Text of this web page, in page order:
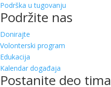
Podrška u tugovanju
Podržite nas
Donirajte
Volonterski program
Edukacija
Kalendar događaja
Postanite deo tima